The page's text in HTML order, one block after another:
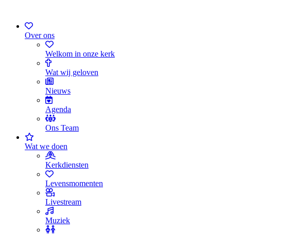
Over ons
Welkom in onze kerk
Wat wij geloven
Nieuws
Agenda
Ons Team
Wat we doen
Kerkdiensten
Levensmomenten
Livestream
Muziek